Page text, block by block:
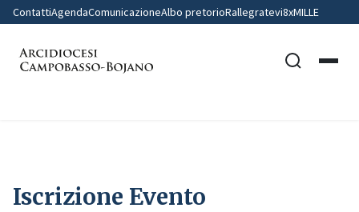
ContattiAgendaComunicazioneAlbo pretorioRallegratevi8xMILLE
Iscrizione Evento